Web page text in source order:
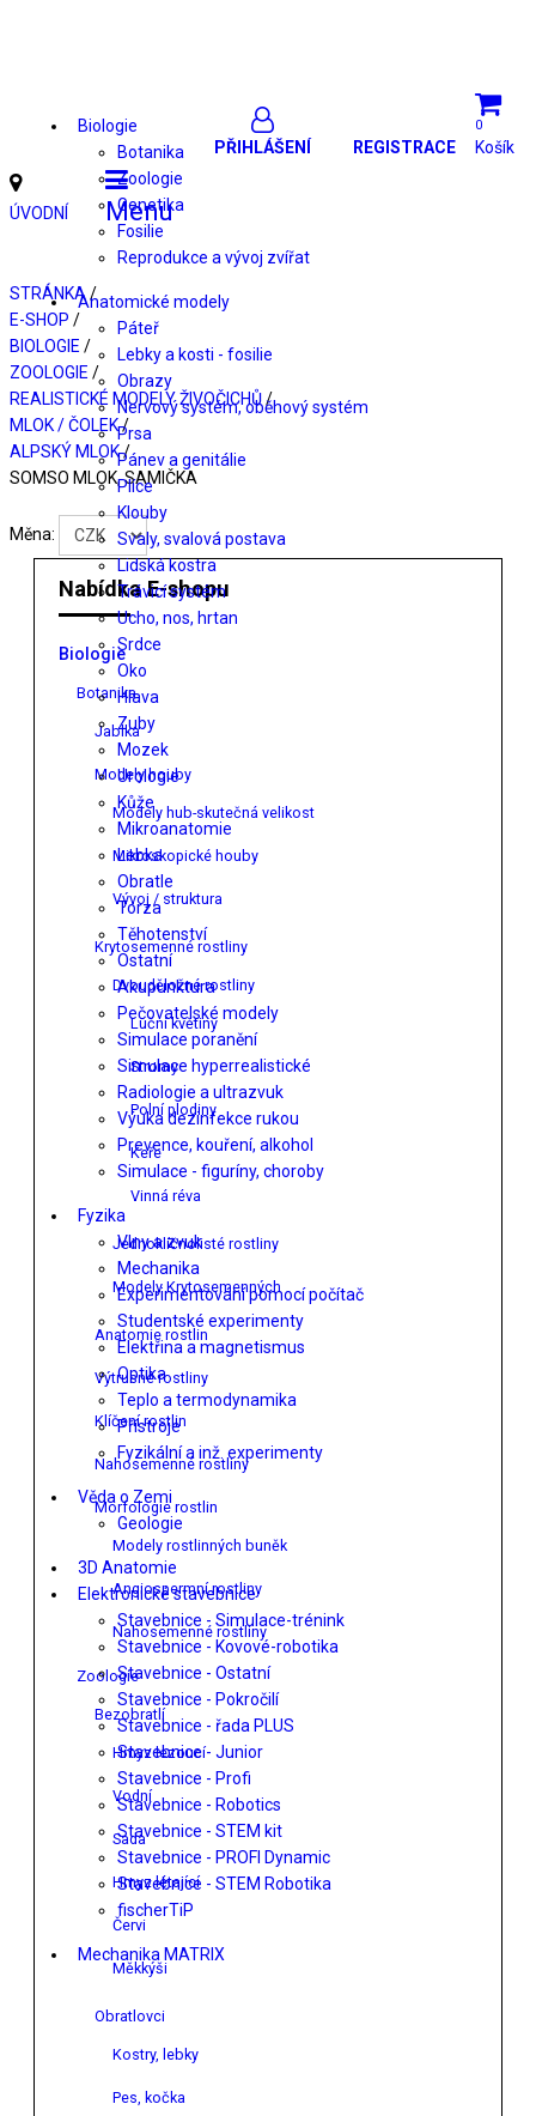
0
Košík
PŘIHLÁŠENÍ REGISTRACE
Biologie
Botanika
Zoologie
Genetika
Fosilie
Reprodukce a vývoj zvířat
Anatomické modely
Páteř
Lebky a kosti - fosilie
Obrazy
Nervový systém, oběhový systém
Prsa
Pánev a genitálie
Plíce
Klouby
Svaly, svalová postava
Lidská kostra
Trávicí systém
Ucho, nos, hrtan
Srdce
Oko
Hlava
Zuby
Mozek
Urologie
Kůže
Mikroanatomie
Lebka
Obratle
Torza
Těhotenství
Ostatní
Akupunktura
Pečovatelské modely
Simulace poranění
Simulace hyperrealistické
Radiologie a ultrazvuk
Výuka dezinfekce rukou
Prevence, kouření, alkohol
Simulace - figuríny, choroby
Fyzika
Vlny a zvuk
Mechanika
Experimentování pomocí počítač
Studentské experimenty
Elektřina a magnetismus
Optika
Teplo a termodynamika
Přístroje
Fyzikální a inž. experimenty
Věda o Zemi
Geologie
3D Anatomie
Elektronické stavebnice
Stavebnice - Simulace-trénink
Stavebnice - Kovové-robotika
Stavebnice - Ostatní
Stavebnice - Pokročilí
Stavebnice - řada PLUS
Stavebnice - Junior
Stavebnice - Profi
Stavebnice - Robotics
Stavebnice - STEM kit
Stavebnice - PROFI Dynamic
Stavebnice - STEM Robotika
fischerTiP
Mechanika MATRIX
Menu
ÚVODNÍ
STRÁNKA/
E-SHOP /
BIOLOGIE /
ZOOLOGIE /
REALISTICKÉ MODELY ŽIVOČICHŮ/
MLOK / ČOLEK/
ALPSKÝ MLOK/
SOMSO MLOK, SAMIČKA
Měna:
Nabídka E-shopu
Biologie
Botanika
Jablka
Modely houby
Modely hub-skutečná velikost
Mikroskopické houby
Vývoj / struktura
Krytosemenné rostliny
Dvouděložné rostliny
Luční květiny
Stromy
Polní plodiny
Keře
Vinná réva
Jednoklíčnolisté rostliny
Modely Krytosemenných
Anatomie rostlin
Výtrusné rostliny
Klíčení rostlin
Nahosemenné rostliny
Morfologie rostlin
Modely rostlinných buněk
Angiospermní rostliny
Nahosemenné rostliny
Zoologie
Bezobratlí
Hmyz lezoucí
Vodní
Sada
Hmyz létající
Červi
Měkkýši
Obratlovci
Kostry, lebky
Pes, kočka